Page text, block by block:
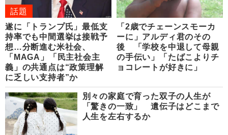
話題
遂に「トランプ氏」最低支
持率でも中間選挙は接戦予
想…分断進む米社会、
「MAGA」「民主社会主
義」の共通点は“政策理解
に乏しい支持者”か
「2歳でチェーンスモーカ
ーに」アルディ君のその
後 「学校を中退して母親
の手伝い」「たばこよりチ
ョコレートが好きに」
別々の家庭で育った双子の人生が
「驚きの一致」 遺伝子はどこまで
人生を左右するか